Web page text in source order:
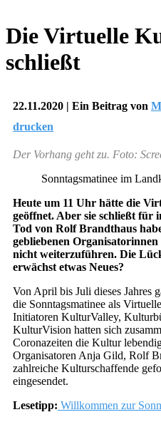
Die Virtuelle
schließt
22.11.2020 | Ein Beitrag von
drucken
Der Vorhang geht zu. Foto:
Sonntagsmatinee im
Heute um 11 Uhr hätte die
geöffnet. Aber sie schließt für
Tod von Rolf Brandthaus
gebliebenen Organisatorinnen
nicht weiterzuführen. Die
erwächst etwas Neues?
Von April bis Juli dieses Jahres
die Sonntagsmatinee als
Initiatoren KulturValley,
KulturVision hatten sich
Coronazeiten die Kultur
Organisatoren Anja Gild, Rolf
zahlreiche Kulturschaffende
eingesendet.
Lesetipp: Willkommen zur